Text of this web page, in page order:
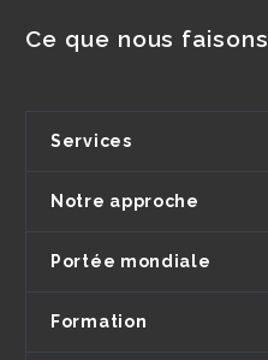
Ce que nous faisons
Services
Notre approche
Portée mondiale
Formation